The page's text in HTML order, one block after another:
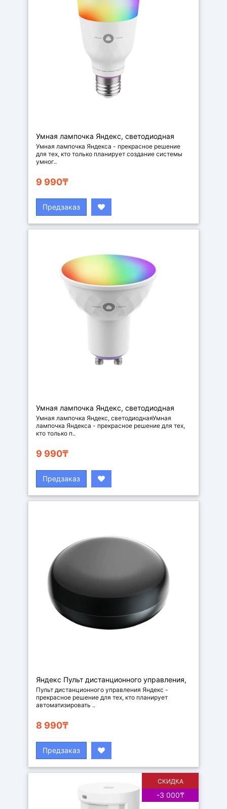
Умная лампочка Яндекс, светодиодная
Умная лампочка Яндекса - прекрасное решение
для тех, кто только планирует создание системы
умног..
9 990₸
Предзаказ
Умная лампочка Яндекс, светодиодная
Умная лампочка Яндекс, светодиоднаяУмная
лампочка Яндекса - прекрасное решение для тех,
кто только п..
9 990₸
Предзаказ
Яндекс Пульт дистанционного управления,
цвет черный
Пульт дистанционного управления Яндекс -
прекрасное решение для тех, кто планирует
автоматизировать ..
8 990₸
Предзаказ
СКИДКА
-3 000₸